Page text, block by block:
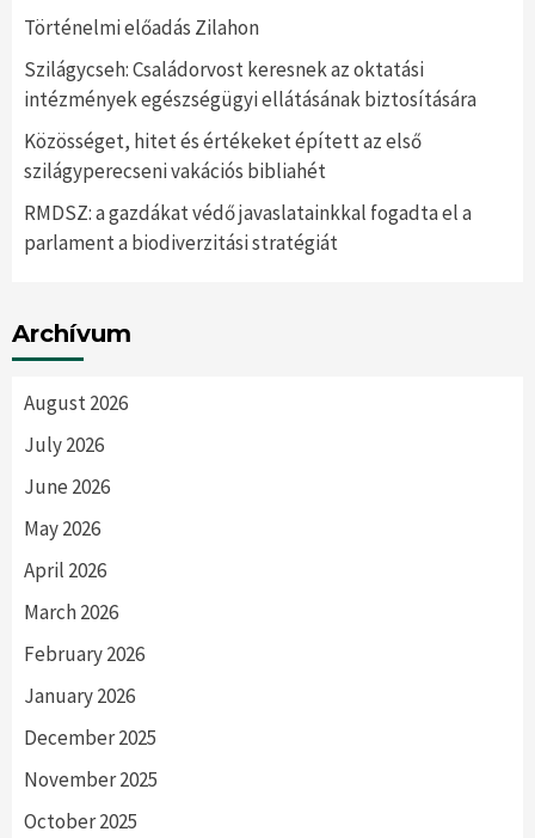
Történelmi előadás Zilahon
Szilágycseh: Családorvost keresnek az oktatási
intézmények egészségügyi ellátásának biztosítására
Közösséget, hitet és értékeket épített az első
szilágyperecseni vakációs bibliahét
RMDSZ: a gazdákat védő javaslatainkkal fogadta el a
parlament a biodiverzitási stratégiát
Archívum
August 2026
July 2026
June 2026
May 2026
April 2026
March 2026
February 2026
January 2026
December 2025
November 2025
October 2025